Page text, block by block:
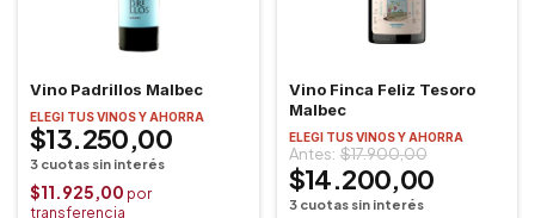
Vino Padrillos Malbec
ELEGI TUS VINOS Y AHORRA
$13.250,00
$11.925,00
Vino Finca Feliz Tesoro
Malbec
ELEGI TUS VINOS Y AHORRA
$14.200,00
$17.900,00